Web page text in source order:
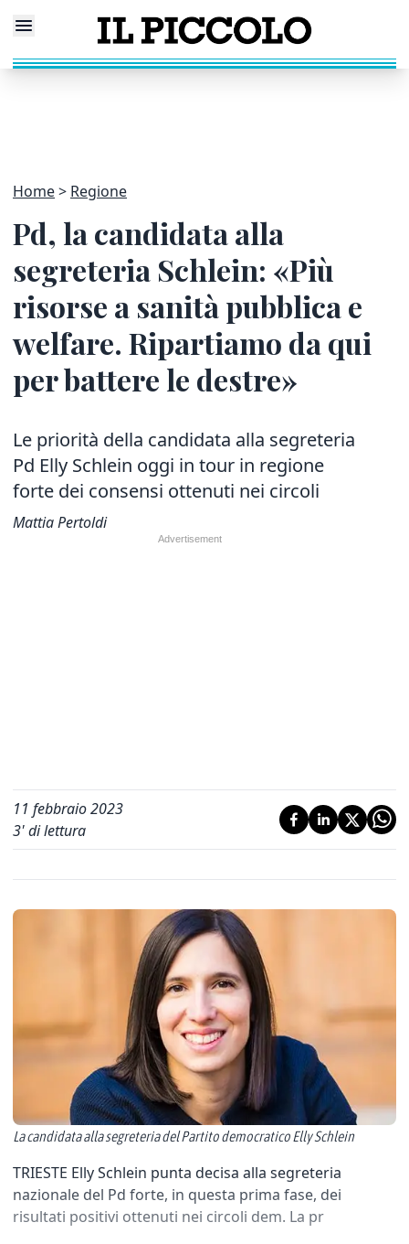
Home Regione
Pd, la candidata alla
segreteria Schlein: «Più
risorse a sanità pubblica e
welfare. Ripartiamo da qui
per battere le destre»
Le priorità della candidata alla segreteria
Pd Elly Schlein oggi in tour in regione
forte dei consensi ottenuti nei circoli
Mattia Pertoldi
11 febbraio 2023
3' di lettura
La candidata alla segreteria del Partito democratico Elly Schlein
TRIESTE Elly Schlein punta decisa alla segreteria
nazionale del Pd forte, in questa prima fase, dei
risultati positivi ottenuti nei circoli dem. La pr